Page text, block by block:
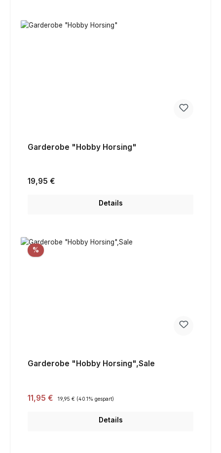
Garderobe "Hobby Horsing"
Regulärer Preis:
19,95 €
Details
%Rabatt
Garderobe "Hobby Horsing",Sale
Verkaufspreis:
11,95 € Regulärer Preis:
19,95 € (40.1% gespart)
Details